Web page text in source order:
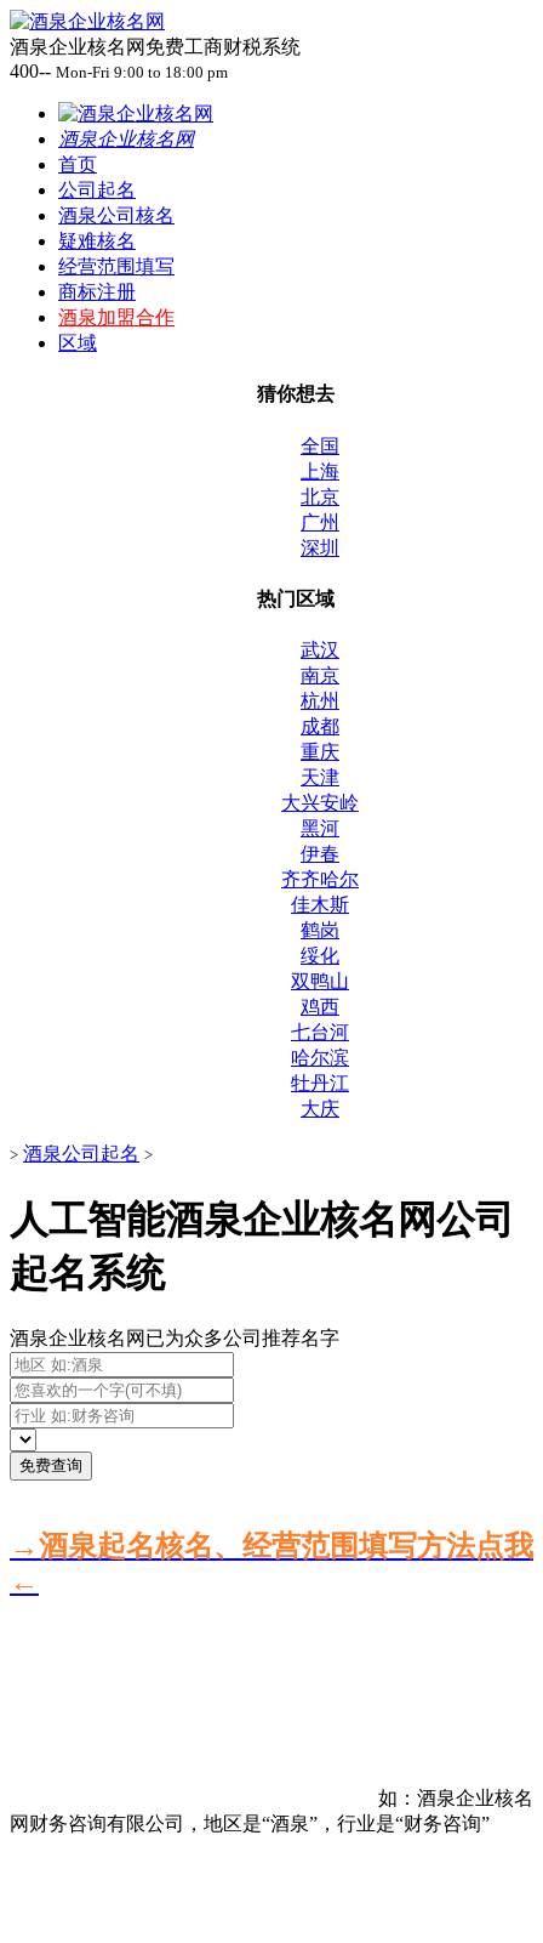
酒泉企业核名网免费工商财税系统
400-- Mon-Fri 9:00 to 18:00 pm
酒泉企业核名网
首页
公司起名
酒泉公司核名
疑难核名
经营范围填写
商标注册
酒泉加盟合作
区域
猜你想去
全国
上海
北京
广州
深圳
热门区域
武汉
南京
杭州
成都
重庆
天津
大兴安岭
黑河
伊春
齐齐哈尔
佳木斯
鹤岗
绥化
双鸭山
鸡西
七台河
哈尔滨
牡丹江
大庆
> 酒泉公司起名 >
人工智能酒泉企业核名网公司
起名系统
酒泉企业核名网已为众多公司推荐名字
免费查询
→酒泉起名核名、经营范围填写方法点我
←
如：酒泉企业核名
网财务咨询有限公司，地区是“酒泉”，行业是“财务咨询”